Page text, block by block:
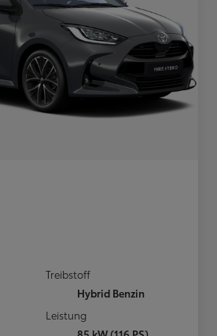
Treibstoff
Hybrid Benzin
Leistung